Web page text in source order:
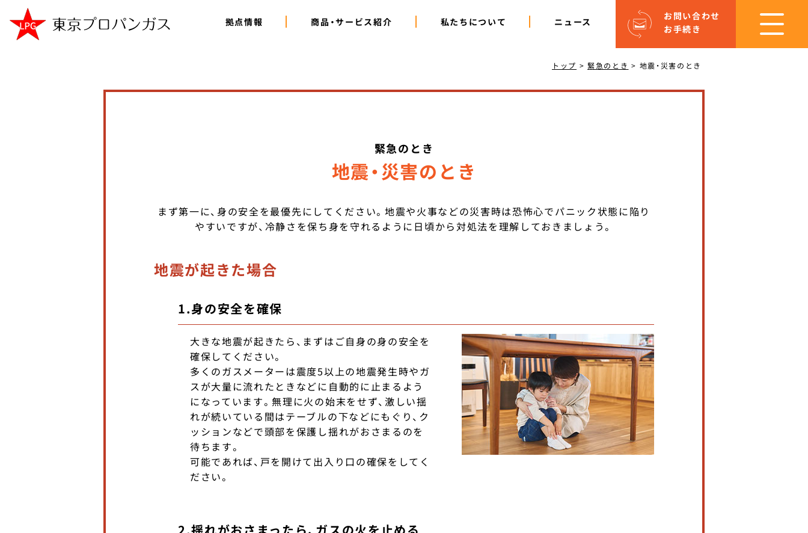
拠点情報 商品・サービス紹介 私たちについて ニュース
お問い合わせ
お手続き
トップ >緊急のとき > 地震・災害のとき
緊急のとき
地震・災害のとき
まず第一に、身の安全を最優先にしてください。地震や火事などの災害時は恐怖心でパニック状態に陥り
やすいですが、冷静さを保ち身を守れるように日頃から対処法を理解しておきましょう。
地震が起きた場合
1.身の安全を確保
大きな地震が起きたら、まずはご自身の身の安全を
確保してください。
多くのガスメーターは震度5以上の地震発生時やガ
スが大量に流れたときなどに自動的に止まるよう
になっています。無理に火の始末をせず、激しい揺
れが続いている間はテーブルの下などにもぐり、ク
ッションなどで頭部を保護し揺れがおさまるのを
待ちます。
可能であれば、戸を開けて出入り口の確保をしてく
ださい。